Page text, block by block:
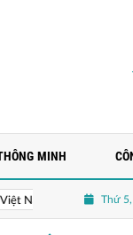
MINH
Hoạt động kinh
Thứ